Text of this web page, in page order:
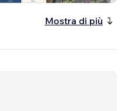
Mostra di più